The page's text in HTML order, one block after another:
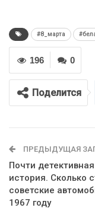
#8_марта
0
196
Поделится
ПРЕДЫДУЩАЯ
Почти детективная
история. Сколько
советские
1967 году